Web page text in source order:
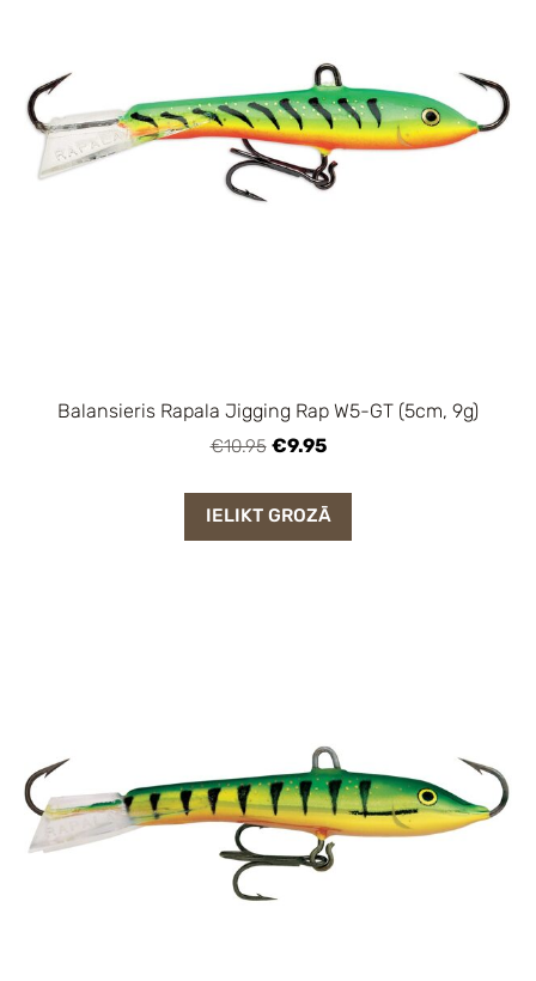
Balansieris Rapala Jigging Rap W5-GT (5cm, 9g)
€10.95 €9.95
IELIKT GROZĀ